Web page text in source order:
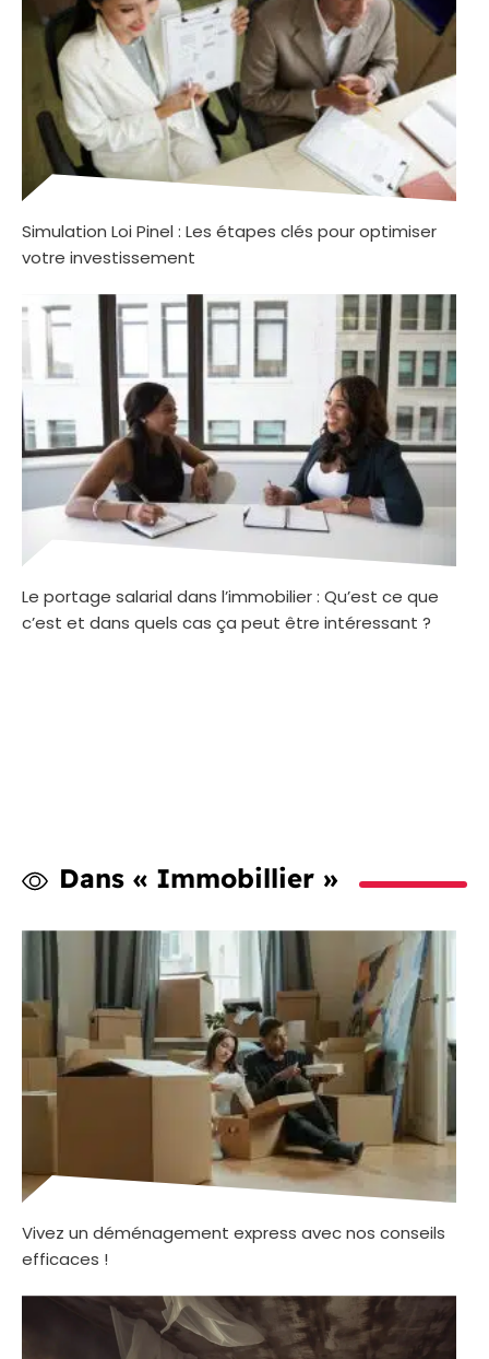
Simulation Loi Pinel : Les étapes clés pour optimiser
votre investissement
Le portage salarial dans l’immobilier : Qu’est ce que
c’est et dans quels cas ça peut être intéressant ?
Dans « Immobillier »
Vivez un déménagement express avec nos conseils
efficaces !